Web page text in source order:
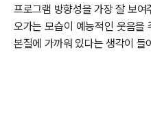
프로그램 방향성을 가장 잘 보
오가는 모습이 예능적인 웃음을
본질에 가까워 있다는 생각이